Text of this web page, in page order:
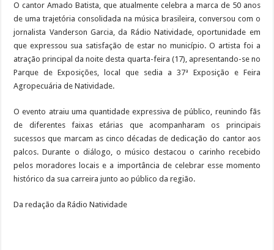
O cantor Amado Batista, que atualmente celebra a marca de 50 anos
de uma trajetória consolidada na música brasileira, conversou com o
jornalista Vanderson Garcia, da Rádio Natividade, oportunidade em
que expressou sua satisfação de estar no município. O artista foi a
atração principal da noite desta quarta-feira (17), apresentando-se no
Parque de Exposições, local que sedia a 37ª Exposição e Feira
Agropecuária de Natividade.
O evento atraiu uma quantidade expressiva de público, reunindo fãs
de diferentes faixas etárias que acompanharam os principais
sucessos que marcam as cinco décadas de dedicação do cantor aos
palcos. Durante o diálogo, o músico destacou o carinho recebido
pelos moradores locais e a importância de celebrar esse momento
histórico da sua carreira junto ao público da região.
Da redação da Rádio Natividade